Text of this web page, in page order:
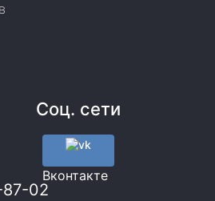
02
Соц. сети
Вконтакте